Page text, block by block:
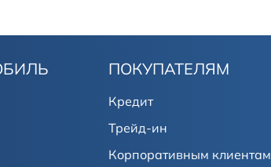
ПОКУПАТЕЛЯМ
Кредит
Трейд-ин
Корпоративным клиентам